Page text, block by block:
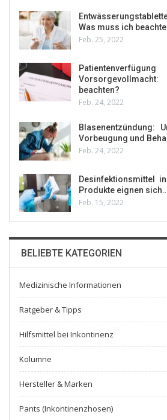
Was muss ich
Feb. 25, 2022
beachten?
Feb. 24, 2022
Blasenentzündung:
Vorbeugung und
Feb. 24, 2022
Desinfektionsmittel
Produkte eignen sich…
Feb. 15, 2022
BELIEBTE KATEGORIEN
Medizinische Informationen
Ratgeber & Tipps
Hilfsmittel bei Inkontinenz
Kolumne
Hersteller & Marken
Pants (Inkontinenzhosen)